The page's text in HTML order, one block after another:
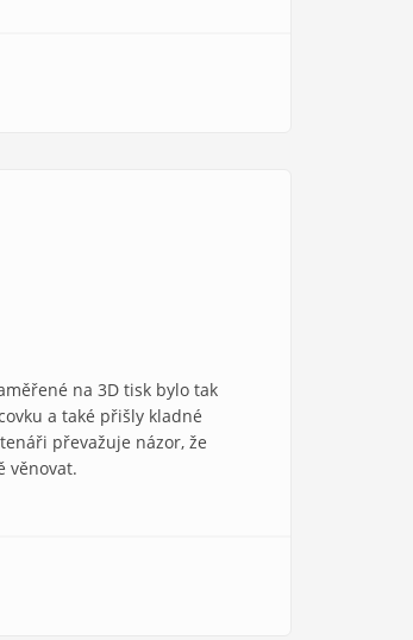
na 3D tisk bylo tak
a také přišly kladné
převažuje názor, že
věnovat.